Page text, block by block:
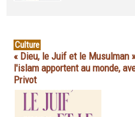
Culture
« Dieu, le Juif et le Musulman
l'islam apportent au monde,
Privot